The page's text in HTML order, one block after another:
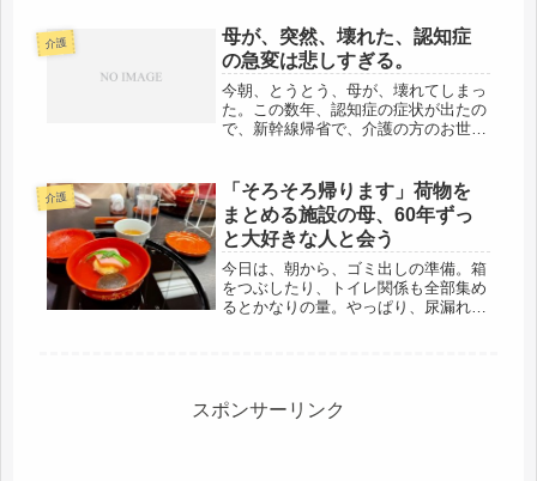
介護
母が、突然、壊れた、認知症
の急変は悲しすぎる。
今朝、とうとう、母が、壊れてしまっ
た。この数年、認知症の症状が出たの
で、新幹線帰省で、介護の方のお世話
進行し、そして、今日、急に壊れてし
まいました。今日は、訪問看護師さん
の訪問の日...
介護
「そろそろ帰ります」荷物を
まとめる施設の母、60年ずっ
と大好きな人と会う
今日は、朝から、ゴミ出しの準備。箱
をつぶしたり、トイレ関係も全部集め
るとかなりの量。やっぱり、尿漏れシ
い...
スポンサーリンク